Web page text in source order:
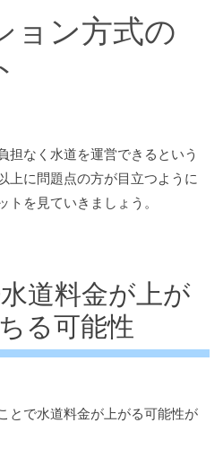
ョン方式の
担なく水道を運営できるという
上に問題点の方が目立つように
を見ていきましょう。
道料金が上が
る可能性
とで水道料金が上がる可能性が